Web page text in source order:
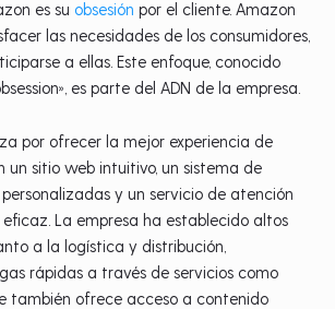
es su obsesión por el cliente. Amazon
las necesidades de los consumidores,
a ellas. Este enfoque, conocido
es parte del ADN de la empresa.
por ofrecer la mejor experiencia de
un sitio web intuitivo, un sistema de
y un servicio de atención
La empresa ha establecido altos
a la logística y distribución,
rápidas a través de servicios como
también ofrece acceso a contenido